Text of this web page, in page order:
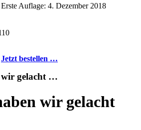
Auflage: 4. Dezember 2018
Jetzt bestellen …
wir gelacht …
wir gelacht